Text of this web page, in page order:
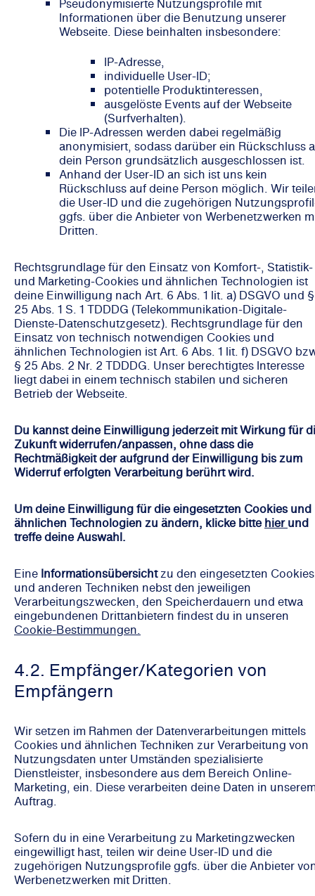
Pseudonymisierte Nutzungsprofile mit
Informationen über die Benutzung unserer
Webseite. Diese beinhalten insbesondere:
IP-Adresse,
individuelle User-ID;
potentielle Produktinteressen,
ausgelöste Events auf der Webseite
(Surfverhalten).
Die IP-Adressen werden dabei regelmäßig
anonymisiert, sodass darüber ein Rückschluss
dein Person grundsätzlich ausgeschlossen ist.
Anhand der User-ID an sich ist uns kein
Rückschluss auf deine Person möglich. Wir
die User-ID und die zugehörigen
ggfs. über die Anbieter von Werbenetzwerken
Dritten.
Rechtsgrundlage für den Einsatz von Komfort-, Statistik-
und Marketing-Cookies und ähnlichen Technologien ist
deine Einwilligung nach Art. 6 Abs. 1 lit. a) DSGVO und §
25 Abs. 1 S. 1 TDDDG (Telekommunikation-Digitale-
Dienste-Datenschutzgesetz). Rechtsgrundlage für den
Einsatz von technisch notwendigen Cookies und
ähnlichen Technologien ist Art. 6 Abs. 1 lit. f) DSGVO
§ 25 Abs. 2 Nr. 2 TDDDG. Unser berechtigtes Interesse
liegt dabei in einem technisch stabilen und sicheren
Betrieb der Webseite.
Du kannst deine Einwilligung jederzeit mit Wirkung für
Zukunft widerrufen/anpassen, ohne dass die
Rechtmäßigkeit der aufgrund der Einwilligung bis zum
Widerruf erfolgten Verarbeitung berührt wird.
Um deine Einwilligung für die eingesetzten Cookies und
ähnlichen Technologien zu ändern, klicke bittehierund
treffe deine Auswahl.
Eine Informationsübersichtzu den eingesetzten Cookies
und anderen Techniken nebst den jeweiligen
Verarbeitungszwecken, den Speicherdauern und etwa
eingebundenen Drittanbietern findest du in unseren
Cookie-Bestimmungen.
4.2. Empfänger/Kategorien von
Empfängern
Wir setzen im Rahmen der Datenverarbeitungen mittels
Cookies und ähnlichen Techniken zur Verarbeitung von
Nutzungsdaten unter Umständen spezialisierte
Dienstleister, insbesondere aus dem Bereich Online-
Marketing, ein. Diese verarbeiten deine Daten in
Auftrag.
Sofern du in eine Verarbeitung zu Marketingzwecken
eingewilligt hast, teilen wir deine User-ID und die
zugehörigen Nutzungsprofile ggfs. über die Anbieter
Werbenetzwerken mit Dritten.